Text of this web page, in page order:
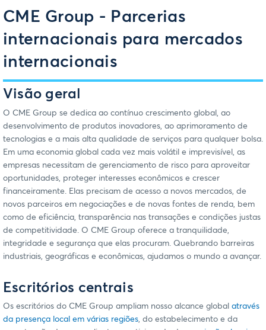
CME Group - Parcerias
internacionais para mercados
internacionais
Visão geral
O CME Group se dedica ao contínuo crescimento global, ao
desenvolvimento de produtos inovadores, ao aprimoramento de
tecnologias e a mais alta qualidade de serviços para qualquer bolsa.
Em uma economia global cada vez mais volátil e imprevisível, as
empresas necessitam de gerenciamento de risco para aproveitar
oportunidades, proteger interesses econômicos e crescer
financeiramente. Elas precisam de acesso a novos mercados, de
novos parceiros em negociações e de novas fontes de renda, bem
como de eficiência, transparência nas transações e condições justas
de competitividade. O CME Group oferece a tranquilidade,
integridade e segurança que elas procuram. Quebrando barreiras
industriais, geográficas e econômicas, ajudamos o mundo a avançar.
Escritórios centrais
Os escritórios do CME Group ampliam nosso alcance global através
da presença local em várias regiões, do estabelecimento e da